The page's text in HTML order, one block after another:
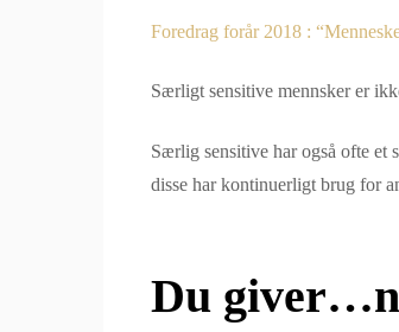
Foredrag forår 2018 :
Særligt sensitive mennsker er
Særlig sensitive har også ofte et
disse har kontinuerligt brug for
Du